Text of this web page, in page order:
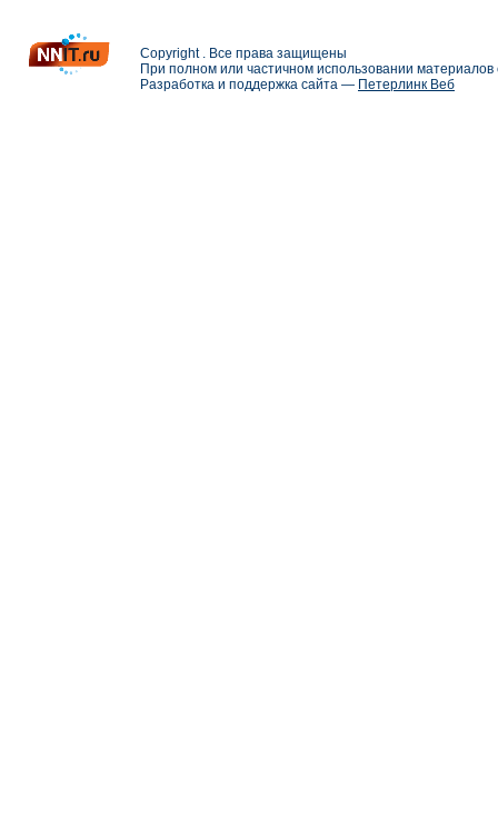
Copyright . Все права защищены
При полном или частичном использовании
Разработка и поддержка сайта — Петерлинк Веб